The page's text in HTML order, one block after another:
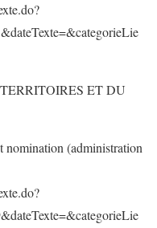
ET DU
nomination (administration